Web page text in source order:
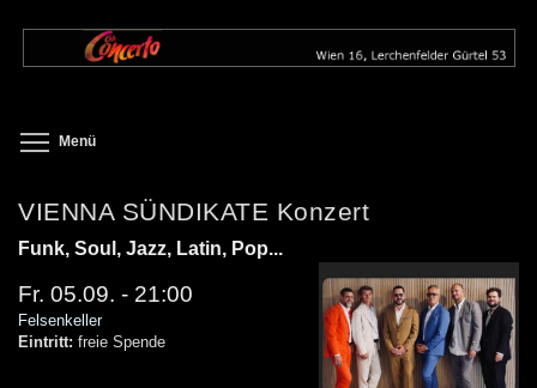
zum
Menü
VIENNA SÜNDIKATE Konzert
Funk, Soul, Jazz, Latin, Pop...
Fr. 05.09. - 21:00
Felsenkeller
Eintritt: freie Spende